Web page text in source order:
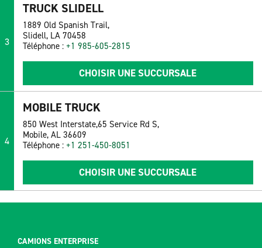
3
TRUCK SLIDELL
1889 Old Spanish Trail,
Slidell, LA 70458
Téléphone : +1 985-605-2815
CHOISIR UNE SUCCURSALE
4
MOBILE TRUCK
850 West Interstate,65 Service Rd S,
Mobile, AL 36609
Téléphone : +1 251-450-8051
CHOISIR UNE SUCCURSALE
CAMIONS ENTERPRISE